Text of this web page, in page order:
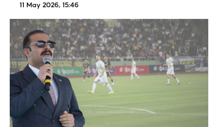
11 May 2026, 15:46